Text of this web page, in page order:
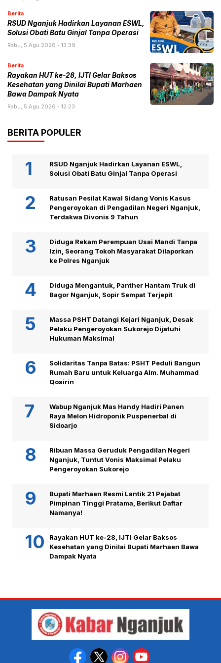
Berita
RSUD Nganjuk Hadirkan Layanan ESWL,
Solusi Obati Batu Ginjal Tanpa Operasi
Rabu, 5 Agu 2026 - 13:39
Berita
Rayakan HUT ke-28, IJTI Gelar Baksos
Kesehatan yang Dinilai Bupati Marhaen
Bawa Dampak Nyata
Rabu, 5 Agu 2026 - 12:23
BERITA POPULER
RSUD Nganjuk Hadirkan Layanan ESWL,
Solusi Obati Batu Ginjal Tanpa Operasi
Ratusan Pesilat Kawal Sidang Vonis Kasus
Pengeroyokan di Pengadilan Negeri Nganjuk,
Terdakwa Divonis 9 Tahun
Diduga Rekam Perempuan Usai Mandi Tanpa
Izin, Seorang Tokoh Masyarakat Dilaporkan
ke Polres Nganjuk
Diduga Mengantuk, Panther Hantam Truk di
Bagor Nganjuk, Sopir Sempat Terjepit
Massa PSHT Datangi Kejari Nganjuk, Desak
Pelaku Pengeroyokan Sukorejo Dijatuhi
Hukuman Maksimal
Solidaritas Tanpa Batas: PSHT Peduli Bangun
Rumah Baru untuk Keluarga Alm. Muhammad
Qosirin
Wabup Nganjuk Mas Handy Hadiri Panen
Raya Melon Hidroponik Puspenerbal di
Sidoarjo
Ribuan Massa Geruduk Pengadilan Negeri
Nganjuk, Tuntut Vonis Maksimal Pelaku
Pengeroyokan Sukorejo
Bupati Marhaen Resmi Lantik 21 Pejabat
Pimpinan Tinggi Pratama, Berikut Daftar
Namanya!
Rayakan HUT ke-28, IJTI Gelar Baksos
Kesehatan yang Dinilai Bupati Marhaen Bawa
Dampak Nyata